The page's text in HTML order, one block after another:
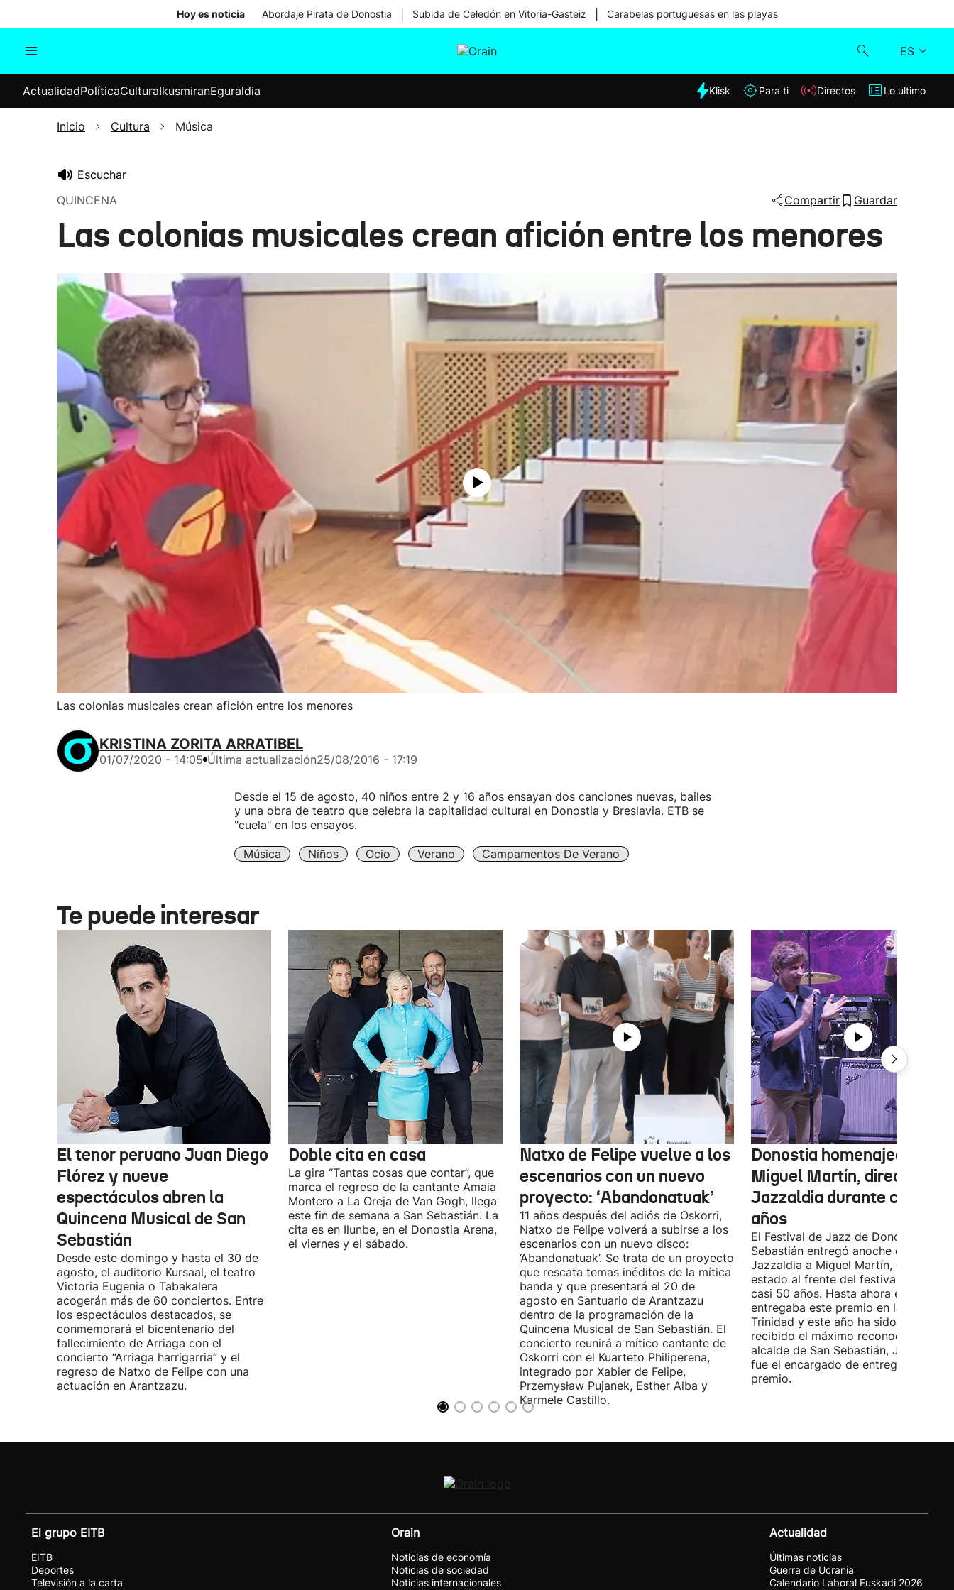
Hoy es noticia Abordaje Pirata de Donostia Subida de Celedón en Vitoria-Gasteiz Carabelas portuguesas en las playas
ES
Internacional
Elecciones
Klisk
Lo último
ActualidadPolíticaCulturaIkusmiranEguraldia Klisk Para ti Directos Lo último
Inicio Cultura Música
Escuchar
QUINCENA
Compartir Guardar
Las colonias musicales crean afición entre los menores
Las colonias musicales crean afición entre los menores
KRISTINA ZORITA ARRATIBEL
01/07/2020 - 14:05 Última actualización25/08/2016 - 17:19
Desde el 15 de agosto, 40 niños entre 2 y 16 años ensayan dos canciones nuevas, bailes
y una obra de teatro que celebra la capitalidad cultural en Donostia y Breslavia. ETB se
"cuela" en los ensayos.
Música Niños Ocio Verano Campamentos De Verano
Te puede interesar
El tenor peruano Juan Diego
Flórez y nueve
espectáculos abren la
Quincena Musical de San
Sebastián
Desde este domingo y hasta el 30 de
agosto, el auditorio Kursaal, el teatro
Victoria Eugenia o Tabakalera
acogerán más de 60 conciertos. Entre
los espectáculos destacados, se
conmemorará el bicentenario del
fallecimiento de Arriaga con el
concierto “Arriaga harrigarria” y el
regreso de Natxo de Felipe con una
actuación en Arantzazu.
Doble cita en casa
La gira “Tantas cosas que contar”, que
marca el regreso de la cantante Amaia
Montero a La Oreja de Van Gogh, llega
este fin de semana a San Sebastián. La
cita es en Ilunbe, en el Donostia Arena,
el viernes y el sábado.
Natxo de Felipe vuelve a los
escenarios con un nuevo
proyecto: ‘Abandonatuak’
11 años después del adiós de Oskorri,
Natxo de Felipe volverá a subirse a los
escenarios con un nuevo disco:
‘Abandonatuak’. Se trata de un proyecto
que rescata temas inéditos de la mítica
banda y que presentará el 20 de
agosto en Santuario de Arantzazu
dentro de la programación de la
Quincena Musical de San Sebastián. El
concierto reunirá a mítico cantante de
Oskorri con el Kuarteto Philiperena,
integrado por Xabier de Felipe,
Przemysław Pujanek, Esther Alba y
Karmele Castillo.
Donostia homenajea a
Miguel Martín, director del
Jazzaldia durante casi 50
años
El Festival de Jazz de Donostia-San
Sebastián entregó anoche el premio
Jazzaldia a Miguel Martín, quien ha
estado al frente del festival durante
casi 50 años. Hasta ahora era él
entregaba este premio en la Plaza
Trinidad y este año ha sido él quien
recibido el máximo reconocimiento.
alcalde de San Sebastián, Jon
fue el encargado de entregarle el
premio.
El grupo EITB
EITB
Deportes
Televisión a la carta
Orain
Noticias de economía
Noticias de sociedad
Noticias internacionales
Actualidad
Últimas noticias
Guerra de Ucrania
Calendario Laboral Euskadi 2026